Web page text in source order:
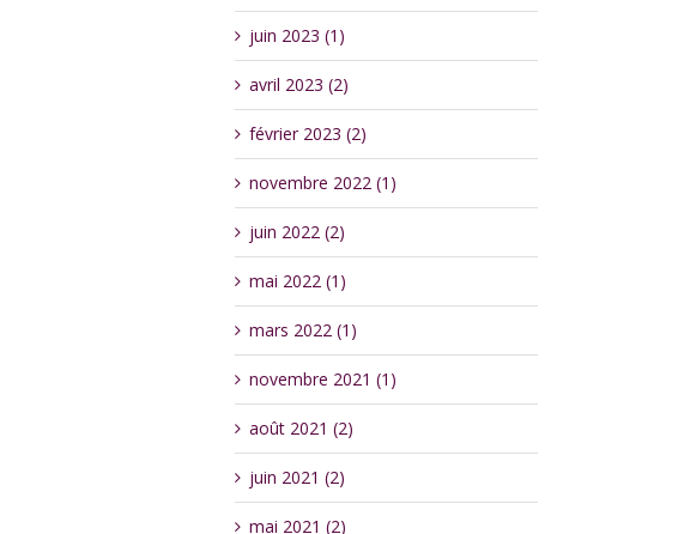
juin 2023 (1)
avril 2023 (2)
février 2023 (2)
novembre 2022 (1)
juin 2022 (2)
mai 2022 (1)
mars 2022 (1)
novembre 2021 (1)
août 2021 (2)
juin 2021 (2)
mai 2021 (2)